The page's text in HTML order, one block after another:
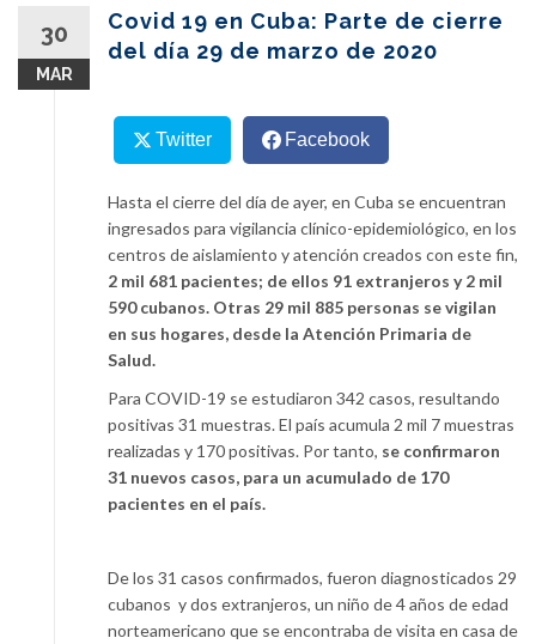
30
MAR
Covid 19 en Cuba: Parte de cierre
del día 29 de marzo de 2020
Twitter Facebook
Hasta el cierre del día de ayer, en Cuba se encuentran
ingresados para vigilancia clínico-epidemiológico, en los
centros de aislamiento y atención creados con este fin,
2 mil 681 pacientes; de ellos 91 extranjeros y 2 mil
590 cubanos. Otras 29 mil 885 personas se vigilan
en sus hogares, desde la Atención Primaria de
Salud.
Para COVID-19 se estudiaron 342 casos, resultando
positivas 31 muestras. El país acumula 2 mil 7 muestras
realizadas y 170 positivas. Por tanto, se confirmaron
31 nuevos casos, para un acumulado de 170
pacientes en el país.
De los 31 casos confirmados, fueron diagnosticados 29
cubanos y dos extranjeros, un niño de 4 años de edad
norteamericano que se encontraba de visita en casa de